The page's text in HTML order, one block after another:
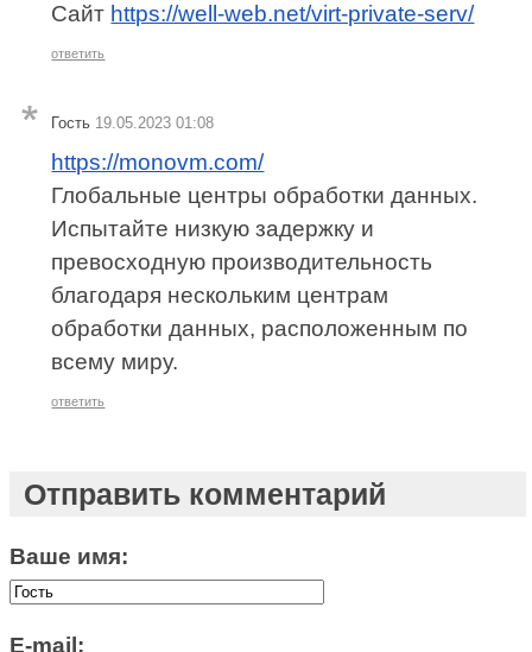
Сайт https://well-web.net/virt-private-serv/
ответить
Гость 19.05.2023 01:08
https://monovm.com/
Глобальные центры обработки данных.
Испытайте низкую задержку и
превосходную производительность
благодаря нескольким центрам
обработки данных, расположенным по
всему миру.
ответить
Отправить комментарий
Ваше имя:
E-mail: